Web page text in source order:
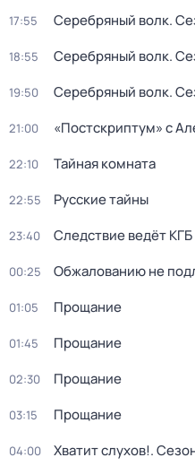
17:55 Серебряный волк.
18:55 Серебряный волк.
19:50 Серебряный волк.
21:00 «Постскриптум» с
22:10 Тайная комната
22:55 Русские тайны
23:40 Следствие ведёт КГБ
00:25 Обжалованию не
01:05 Прощание
01:45 Прощание
02:30 Прощание
03:15 Прощание
04:00 Хватит слухов!.